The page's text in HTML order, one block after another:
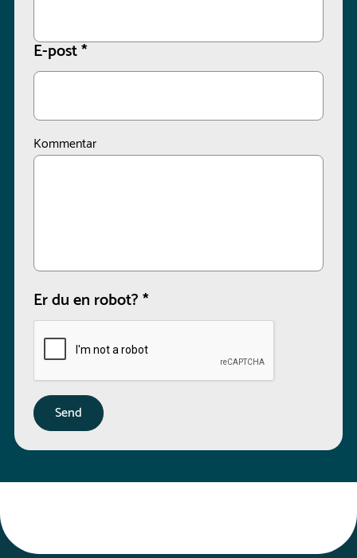
E-post*
Kommentar
Er du en robot?*